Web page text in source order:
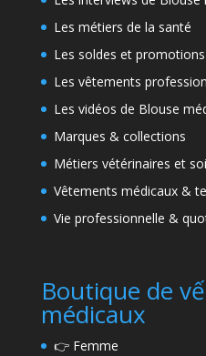
Les métiers de la santé
Les soldes et promotions
Les vêtements
Les vidéos de Blouse
Marques & collections
Métiers vétérinaires et
Vêtements médicaux &
Vie professionnelle &
Boutique de
médicaux
👉 Femme